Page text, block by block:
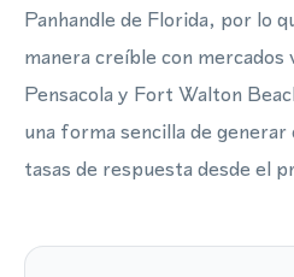
Panhandle de Florida, por lo
manera creíble con
Pensacola y Fort Walton
una forma sencilla de
tasas de respuesta desde el